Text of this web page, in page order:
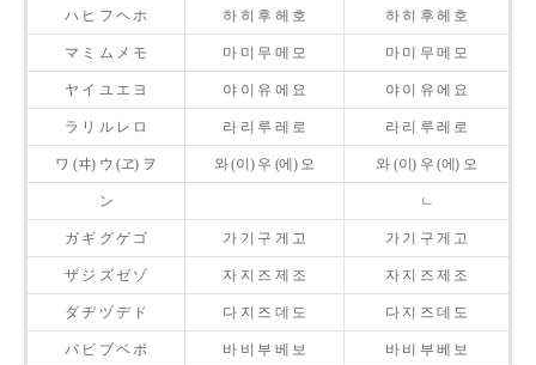
ハ ヒ フ ヘ ホ 하 히 후 헤 호 하 히 후 헤 호
マ ミ ム メ モ 마 미 무 메 모 마 미 무 메 모
ヤ イ ユ エ ヨ 야 이 유 에 요 야 이 유 에 요
ラ リ ル レ ロ 라 리 루 레 로 라 리 루 레 로
ワ (ヰ) ウ (ヱ) ヲ 와 (이) 우 (에) 오 와 (이) 우 (에) 오
ン ㄴ
ガ ギ グ ゲ ゴ 가 기 구 게 고 가 기 구 게 고
ザ ジ ズ ゼ ゾ 자 지 즈 제 조 자 지 즈 제 조
ダ ヂ ヅ デ ド 다 지 즈 데 도 다 지 즈 데 도
バ ビ ブ ベ ボ 바 비 부 베 보 바 비 부 베 보